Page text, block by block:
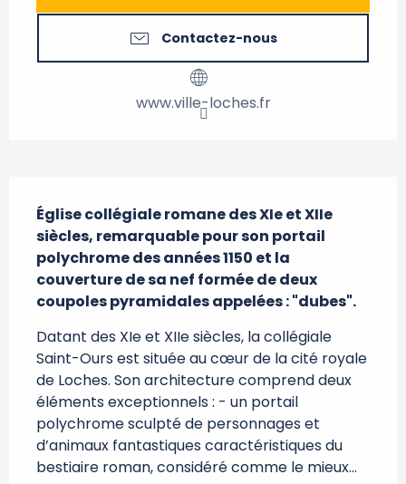
Contactez-nous
www.ville-loches.fr
Église collégiale romane des XIe et XIIe
siècles, remarquable pour son portail
polychrome des années 1150 et la
couverture de sa nef formée de deux
coupoles pyramidales appelées : "dubes".
Datant des XIe et XIIe siècles, la collégiale
Saint-Ours est située au cœur de la cité royale
de Loches. Son architecture comprend deux
éléments exceptionnels : - un portail
polychrome sculpté de personnages et
d’animaux fantastiques caractéristiques du
bestiaire roman, considéré comme le mieux...